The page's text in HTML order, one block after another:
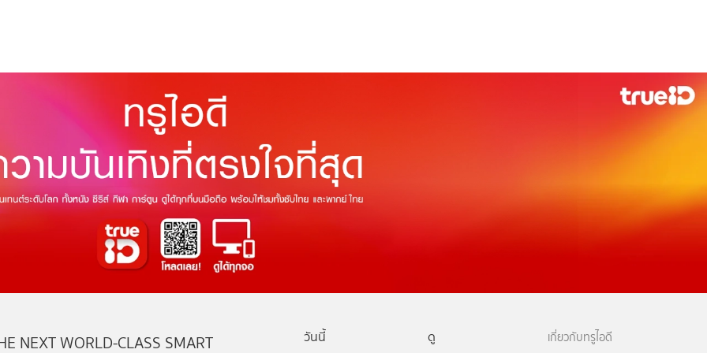
NEXT WORLD-CLASS SMART วันนี้ ดู เกี่ยวกับทรูไอดี